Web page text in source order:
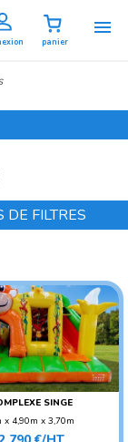

panier
DE FILTRES
SINGE
x 4,90m x 3,70m